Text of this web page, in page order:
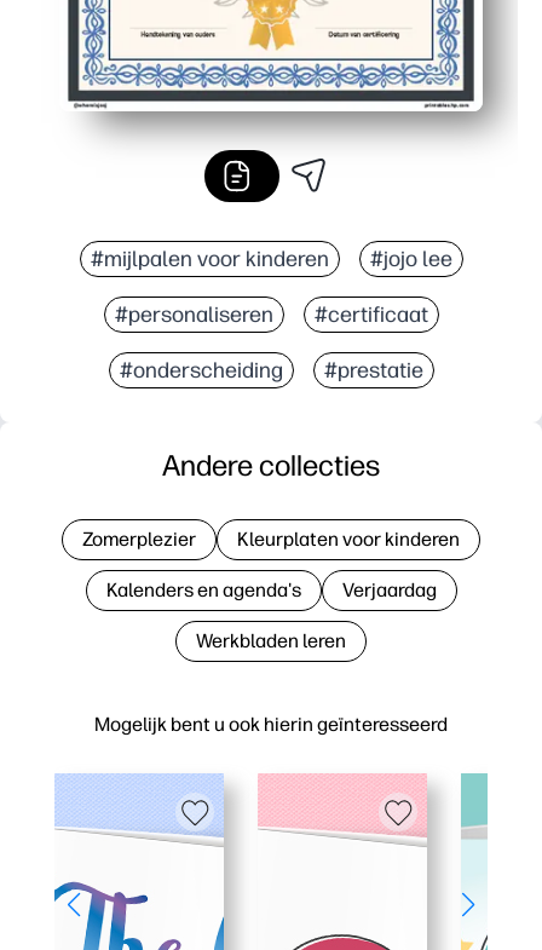
#mijlpalen voor kinderen #jojo lee
#personaliseren #certificaat
#onderscheiding #prestatie
Mogelijk bent u ook hierin geïnteresseerd
Andere collecties
Zomerplezier Kleurplaten voor kinderen
Kalenders en agenda's Verjaardag
Werkbladen leren